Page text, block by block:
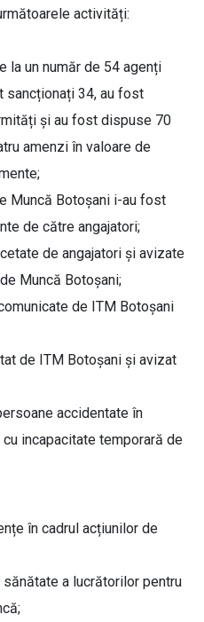
activități:
la un număr de 54 agenți
sancționați 34, au fost
şi au fost dispuse 70
amenzi în valoare de
Muncă Botoșani i-au fost
de către angajatori;
de angajatori și avizate
Muncă Botoșani;
de ITM Botoșani
de ITM Botoșani și avizat
accidentate în
incapacitate temporară de
în cadrul acțiunilor de
a lucrătorilor pentru